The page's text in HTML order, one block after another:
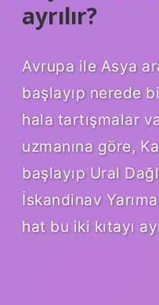
ayrılır?
Avrupa ile Asya
başlayıp nerede
hala tartışmalar
uzmanına göre,
başlayıp Ural
İskandinav
hat bu iki kıtayı